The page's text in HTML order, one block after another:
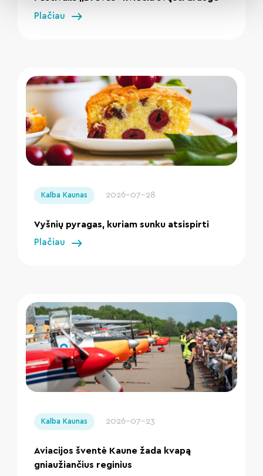
Plačiau
Kalba Kaunas 2026-07-28
Vyšnių pyragas, kuriam sunku atsispirti
Plačiau
Kalba Kaunas 2026-07-23
Aviacijos šventė Kaune žada kvapą
gniaužiančius reginius